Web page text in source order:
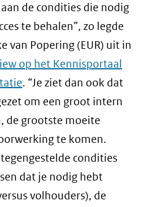
de condities die nodig
te behalen”, zo legde
van Popering (EUR) uit in
op het Kennisportaal
. “Je ziet dan ook dat
om een groot intern
de grootste moeite
te komen.
condities
dat je nodig hebt
volhouders), de